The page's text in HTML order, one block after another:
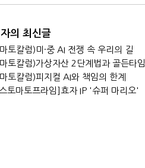
의 최신글
토칼럼)미·중 AI 전쟁 속 우리의 길
토칼럼)가상자산 2단계법과 골든타임
토칼럼)피지컬 AI와 책임의 한계
토마토프라임]효자 IP '슈퍼 마리오'